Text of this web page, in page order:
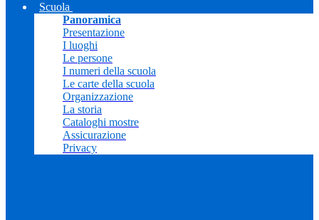
Scuola
Panoramica
Presentazione
I luoghi
Le persone
I numeri della scuola
Le carte della scuola
Organizzazione
La storia
Cataloghi mostre
Assicurazione
Privacy